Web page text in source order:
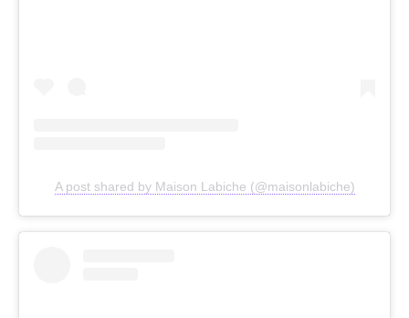
A post shared by Maison Labiche (@maisonlabiche)